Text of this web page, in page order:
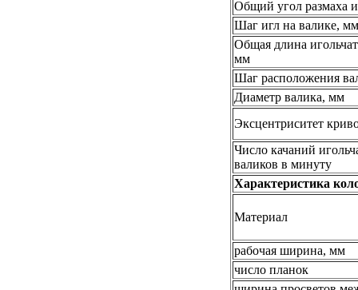
Общий угол размаха
Шаг игл на валике, мм
Общая длина
мм
Шаг расположения
Диаметр валика, мм
Эксцентриситет
Число качаний
валиков в минуту
Характеристика
Материал
рабочая ширина, мм
число планок